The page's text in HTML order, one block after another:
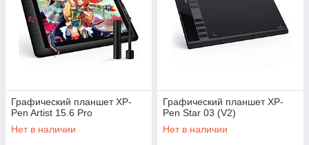
Графический планшет XP-
Pen Artist 15.6 Pro
Нет в наличии
Графический планшет XP-
Pen Star 03 (V2)
Нет в наличии